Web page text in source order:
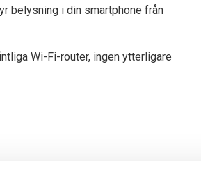
belysning i din smartphone från
Wi-Fi-router, ingen ytterligare